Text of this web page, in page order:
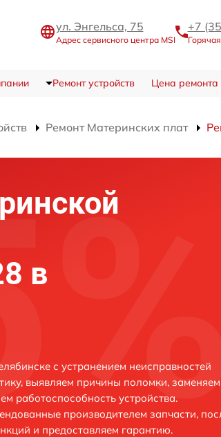
ул. Энгельса, 75
Адрес сервисного центра MSI
+7
Ремонт устройств Цена ремонта
Ремонт Материнских плат
в
с устранением неисправностей
выявляем причины поломки, заменяем
работоспособность устройства.
производителем запчасти,
и предоставляем гарантию.